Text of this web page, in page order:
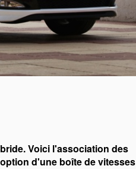
Voici l'association des
d'une boîte de vitesses